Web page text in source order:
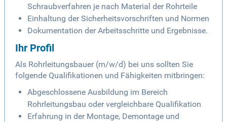
Schraubverfahren je nach Material der Rohrteile
Einhaltung der Sicherheitsvorschriften und Normen
Dokumentation der Arbeitsschritte und Ergebnisse.
Ihr Profil
Als Rohrleitungsbauer (m/w/d) bei uns sollten Sie
folgende Qualifikationen und Fähigkeiten mitbringen:
Abgeschlossene Ausbildung im Bereich
Rohrleitungsbau oder vergleichbare Qualifikation
Erfahrung in der Montage, Demontage und